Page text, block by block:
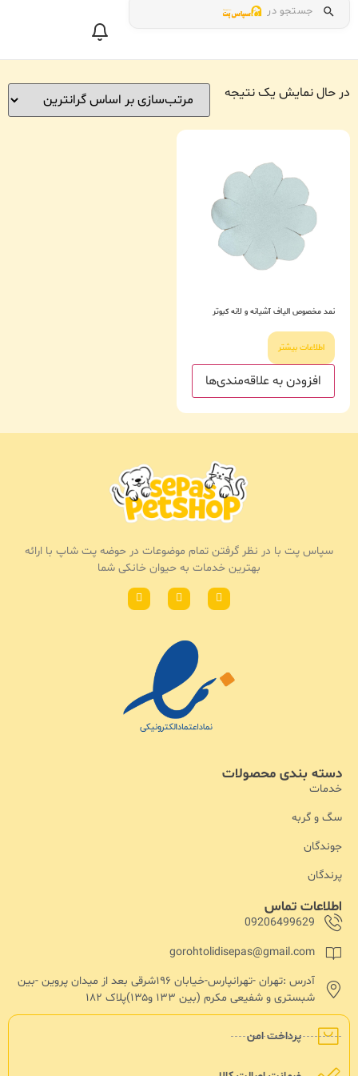
جستجو در
در حال نمایش یک نتیجه
نمد مخصوص الیاف آشیانه و لانه کبوتر
اطلاعات بیشتر
افزودن به علاقه‌مندی‌ها
پرداخت امن
اطلاعات تماس
09206499629
gorohtolidisepas@gmail.com
آدرس :تهران -تهرانپارس-خیابان ۱۹۶شرقی بعد از میدان پروین -بین
شبستری و شفیعی مکرم (بین ۱۳۳ و۱۳۵)پلاک ۱۸۲
دسته بندی محصولات
خدمات
سگ و گربه
جوندگان
پرندگان
سپاس پت با در نظر گرفتن تمام موضوعات در حوضه پت شاپ با ارائه
بهترین خدمات به حیوان خانکی شما